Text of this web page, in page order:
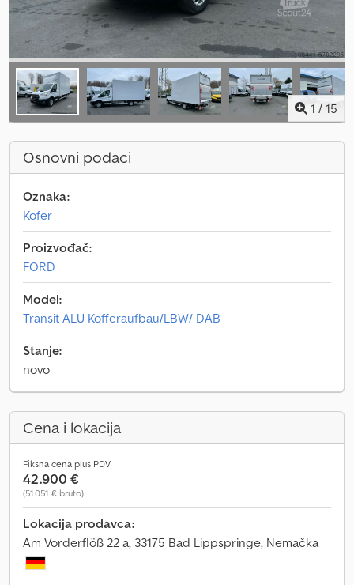
1 / 15
Osnovni podaci
Oznaka:
Kofer
Proizvođač:
FORD
Model:
Transit ALU Kofferaufbau/LBW/ DAB
Stanje:
novo
Cena i lokacija
Fiksna cena plus PDV
42.900 €
(51.051 € bruto)
Lokacija prodavca:
Am Vorderflöß 22 a, 33175 Bad Lippspringe, Nemačka